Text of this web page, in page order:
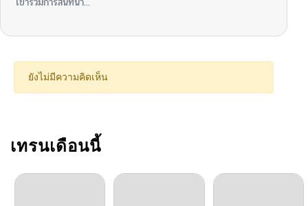
ยังไม่มีความคิดเห็น
เทรนเดือนนี้